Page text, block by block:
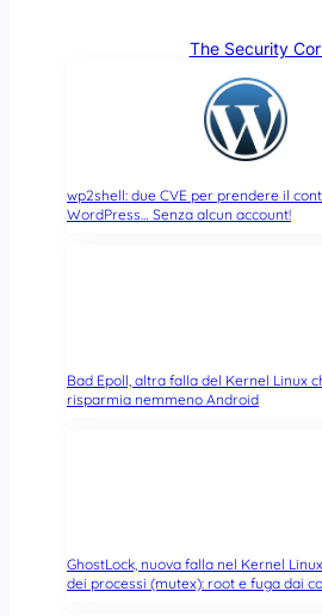
The Security
wp2shell: due CVE per prendere il
WordPress… Senza alcun account!
Bad Epoll, altra falla del Kernel Linux
risparmia nemmeno Android
GhostLock, nuova falla nel Kernel
dei processi (mutex): root e fuga dai